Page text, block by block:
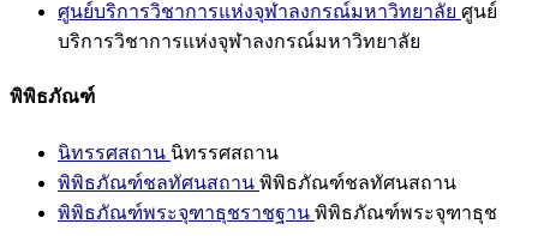
ศูนย์บริการวิชาการแห่งจุฬาลงกรณ์มหาวิทยาลัย ศูนย์
บริการวิชาการแห่งจุฬาลงกรณ์มหาวิทยาลัย
พิพิธภัณฑ์
นิทรรศสถาน นิทรรศสถาน
พิพิธภัณฑ์ชลทัศนสถาน พิพิธภัณฑ์ชลทัศนสถาน
พิพิธภัณฑ์พระจุฑาธุชราชฐาน พิพิธภัณฑ์พระจุฑาธุช